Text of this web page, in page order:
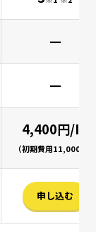
—
—
4,400円/ID
（初期費用11,000円）
申し込む